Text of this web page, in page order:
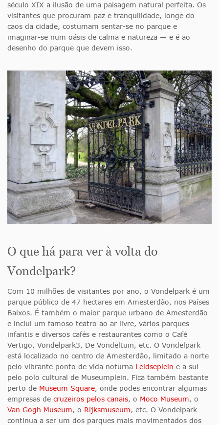
século XIX a ilusão de uma paisagem natural perfeita. Os
visitantes que procuram paz e tranquilidade, longe do
caos da cidade, costumam sentar-se no parque e
imaginar-se num oásis de calma e natureza — e é ao
desenho do parque que devem isso.
O que há para ver à volta do
Vondelpark?
Com 10 milhões de visitantes por ano, o Vondelpark é um
parque público de 47 hectares em Amesterdão, nos Países
Baixos. É também o maior parque urbano de Amesterdão
e inclui um famoso teatro ao ar livre, vários parques
infantis e diversos cafés e restaurantes como o Café
Vertigo, Vondelpark3, De Vondeltuin, etc. O Vondelpark
está localizado no centro de Amesterdão, limitado a norte
pelo vibrante ponto de vida noturna Leidseplein e a sul
pelo polo cultural de Museumplein. Fica também bastante
perto de Museum Square, onde podes encontrar algumas
empresas de cruzeiros pelos canais, o Moco Museum, o
Van Gogh Museum, o Rijksmuseum, etc. O Vondelpark
continua a ser um dos parques mais movimentados dos